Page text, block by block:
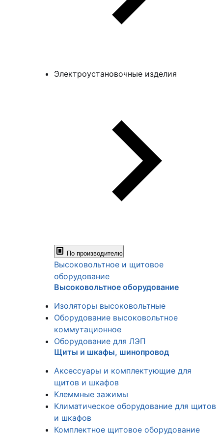
Электроустановочные изделия
По производителю
Высоковольтное и щитовое
оборудование
Высоковольтное оборудование
Изоляторы высоковольтные
Оборудование высоковольтное
коммутационное
Оборудование для ЛЭП
Щиты и шкафы, шинопровод
Аксессуары и комплектующие для
щитов и шкафов
Клеммные зажимы
Климатическое оборудование для щитов
и шкафов
Комплектное щитовое оборудование